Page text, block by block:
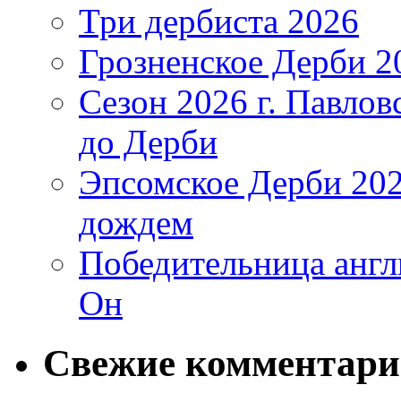
Три дербиста 2026
Грозненское Дерби
Сезон 2026 г.
до Дерби
Эпсомское Дерби
дождем
Победительница
Он
Свежие